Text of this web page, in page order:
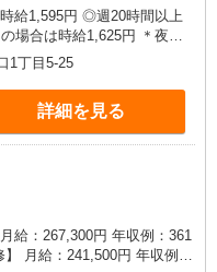
は時給1,625円 ＊夜間
円〜 ＊日曜祝日：時給
時給1,545円 ＊夜間
円〜 ＊日曜祝日：時給
の60％支給
1丁目5-25
詳細を見る
給：267,300円 年収例：361